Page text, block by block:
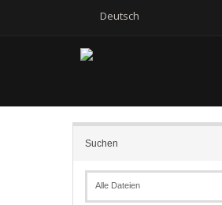
Deutsch
Suchen
Alle Dateien